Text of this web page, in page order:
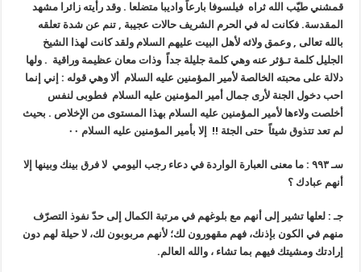
قمشني طيّب الله ثراه فيلسوفا بارعاً واديبا متضلعا . وقد رأيته زائرا مشهد
المقدسة. فكانت له في الحرم الشريف حالات عجيبة , تنم عن شدة تعلقه
بالله تعالى , وعمق ولائه لأهل البيت عليهم السلام ولقد كانت لهذا الشيخ
الجليل كلمة تـؤثر عنه وهي كلمة جليلة جداً وذات معان عظيمة وراقية . ولها
دلالة على محبته الخالصة لأمير المؤمنين عليه السلام ألا وهي قوله : إني إنما
احب دخول الجنة لأرى جمال أمير المؤمنين عليه السلام فطوبى لنفس
أخلصت ولاءها لأمير المؤمنين عليه السلام بهذا المستوى من الإخلاص . بحيث
لم تعد تتذوق شيئاً ‏ حتى الجئة !! إلا بأمير المؤمنين عليه السلام ٠٠
سـ ٩٩٣ : ما معنى العبارة الواردة في دعاء رجب اليومي لا فرق بينك وبينها إلا
أنهم عبادك ؟
جـ : لعلها تشير إلى أنهم مع بلوغهم في مرتبة الكمال إلى حدّ نفوذ التصرّف
منهم في الكون بإذنك، فهم مقهورون لك؛ لأنهم مربوبون لك، لا حيلة لهم دون
إرادتك ومشيتك فيهم بما تشاء ، والله العالم.